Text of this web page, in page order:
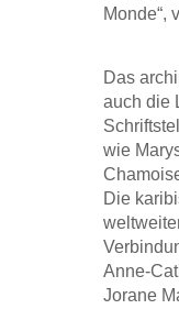
Monde“,
Das
auch die
wie
Die
Anne-
Jorane